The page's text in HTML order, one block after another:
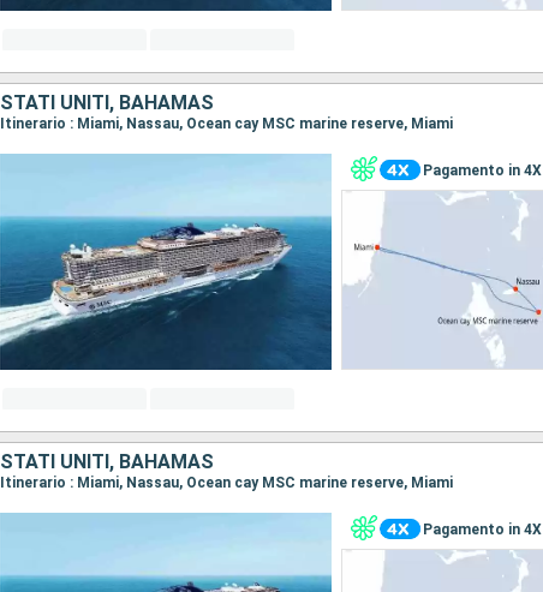
STATI UNITI, BAHAMAS
Itinerario : Miami, Nassau, Ocean cay MSC marine reserve, Miami
Pagamento in 4X
STATI UNITI, BAHAMAS
Itinerario : Miami, Nassau, Ocean cay MSC marine reserve, Miami
Pagamento in 4X